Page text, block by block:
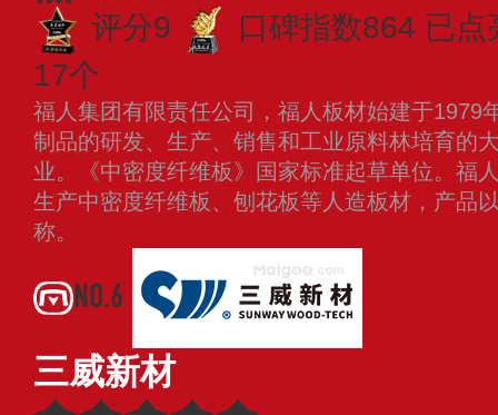
评分9
口碑指数864 已点
17个
福人集团有限责任公司，福人板材始建于1979
制品的研发、生产、销售和工业原料林培育的
业。《中密度纤维板》国家标准起草单位。福
生产中密度纤维板、刨花板等人造板材，产品
称。
NO.6
三威新材